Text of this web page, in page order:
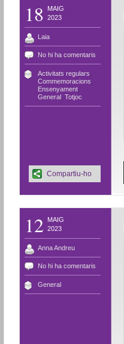
18
MAIG
2023
Laia
No hi ha comentaris
Activitats regulars
Commemoracions
Ensenyament,
General, Totjoc
Compartiu-ho
12
MAIG
2023
Anna Andreu
No hi ha comentaris
General